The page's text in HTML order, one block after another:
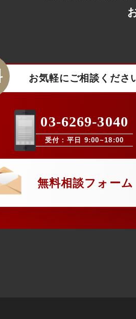
お気軽にご相談くださ
03-6269-3040
受付：平日 9:00~18:00
無料相談フォーム